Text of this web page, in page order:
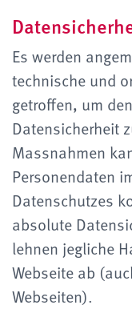
Es werden
technische und
getroffen, um
Datensicherheit
Massnahmen
Personendaten
Datenschutzes
absolute
lehnen jegliche
Webseite ab
Webseiten).